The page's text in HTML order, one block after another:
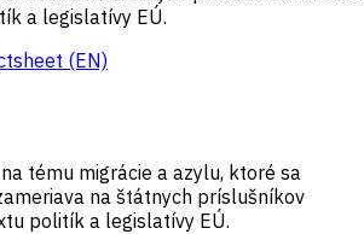
a legislatívy EÚ.
(EN)
tému migrácie a azylu, ktoré sa
na štátnych príslušníkov
politík a legislatívy EÚ.